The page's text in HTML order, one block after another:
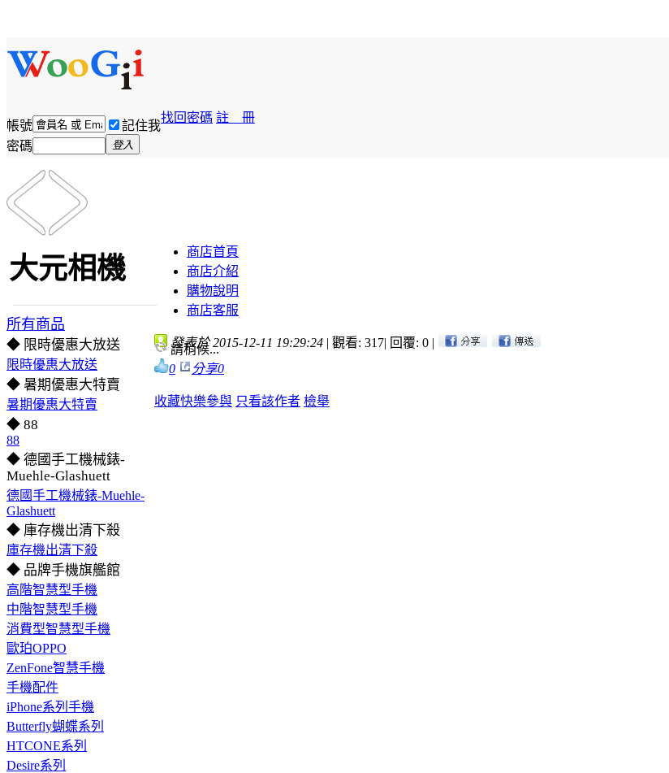
帳號 記住我
找回密碼 註 冊
密碼 登入
大元相機
所有商品
◆ 限時優惠大放送
限時優惠大放送
◆ 暑期優惠大特賣
暑期優惠大特賣
◆ 88
88
◆ 德國手工機械錶-
Muehle-Glashuett
德國手工機械錶-Muehle-
Glashuett
◆ 庫存機出清下殺
庫存機出清下殺
◆ 品牌手機旗艦館
高階智慧型手機
中階智慧型手機
消費型智慧型手機
歐珀OPPO
ZenFone智慧手機
手機配件
iPhone系列手機
Butterfly蝴蝶系列
HTCONE系列
Desire系列
商店首頁
商店介紹
購物說明
商店客服
發表於 2015-12-11 19:29:24 | 觀看: 317| 回覆: 0 |
請稍候...
0
分享0
收藏快樂參與 只看該作者 檢舉